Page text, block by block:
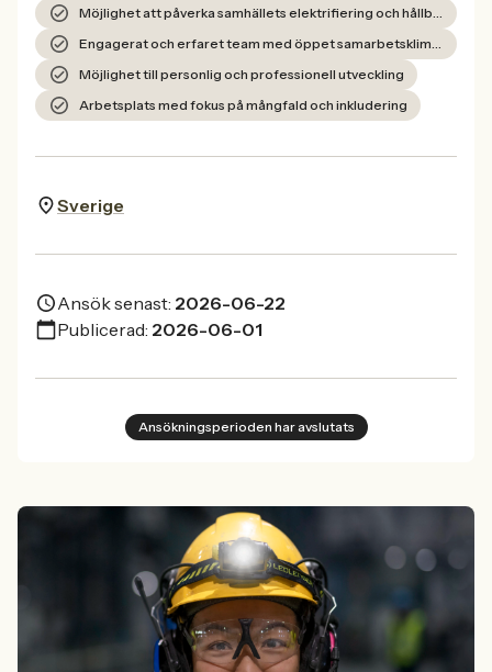
Möjlighet att påverka samhällets elektrifiering och hållbar omställning
Engagerat och erfaret team med öppet samarbetsklimat
Möjlighet till personlig och professionell utveckling
Arbetsplats med fokus på mångfald och inkludering
Sverige
Ansök senast: 2026-06-22
Publicerad: 2026-06-01
Ansökningsperioden har avslutats